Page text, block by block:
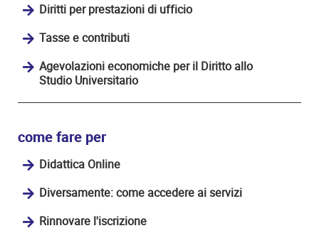
Diritti per prestazioni di ufficio
Tasse e contributi
Agevolazioni economiche per il Diritto allo
Studio Universitario
come fare per
Didattica Online
Diversamente: come accedere ai servizi
Rinnovare l'iscrizione